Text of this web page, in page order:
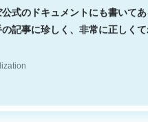
記事に珍しく、非常に正しくて